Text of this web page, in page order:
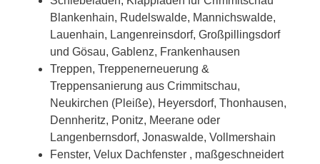
Blankenhain, Rudelswalde, Mannichswalde,
Lauenhain, Langenreinsdorf, Großpillingsdorf
und Gösau, Gablenz, Frankenhausen
Treppen, Treppenerneuerung &
Treppensanierung aus Crimmitschau,
Neukirchen (Pleiße), Heyersdorf, Thonhausen,
Dennheritz, Ponitz, Meerane oder
Langenbernsdorf, Jonaswalde, Vollmershain
Fenster, Velux Dachfenster , maßgeschneidert